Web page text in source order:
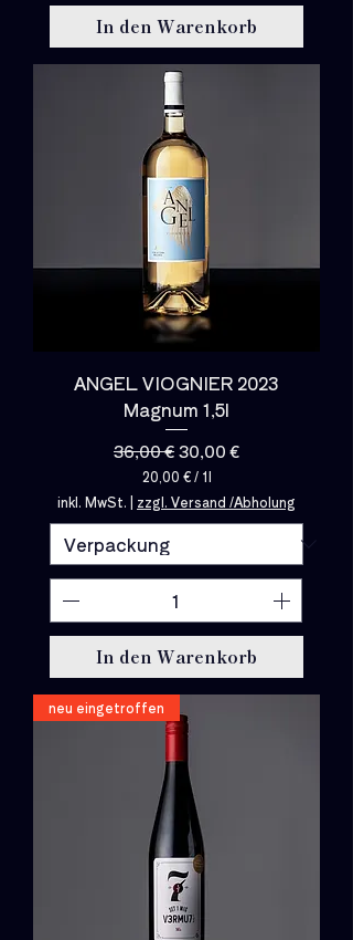
p
r
o
1
L
i
t
e
In den Warenkorb
ANGEL VIOGNIER 2023
Magnum 1,5l
Standardpreis
36,00 €Sale-Preis
30,00 €
20,00 € / 1l
2
0
,
€
p
r
o
1
L
i
e
inkl. MwSt. | zzgl. Versand /Abholung
In den Warenkorb
neu eingetroffen